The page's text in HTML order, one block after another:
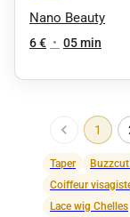
Nano Beauty
6 € • 05 min
1
Taper
Coiffeur
Lace wig Chelles